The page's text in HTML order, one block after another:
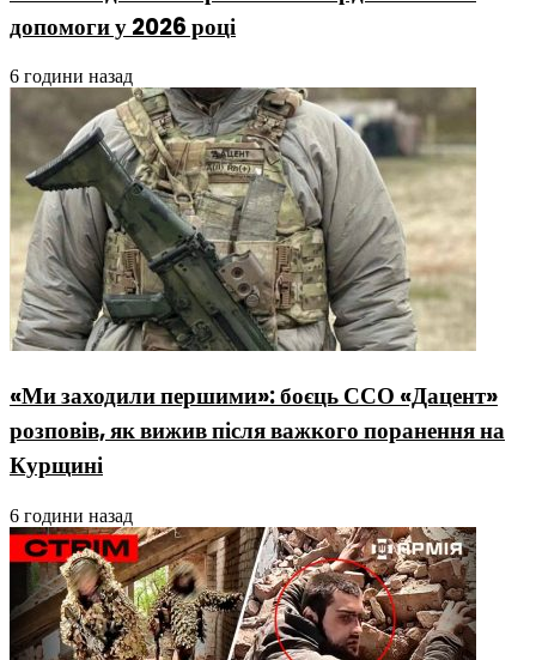
допомоги у 2026 році
6 години назад
«Ми заходили першими»: боєць ССО «Дацент»
розповів, як вижив після важкого поранення на
Курщині
6 години назад